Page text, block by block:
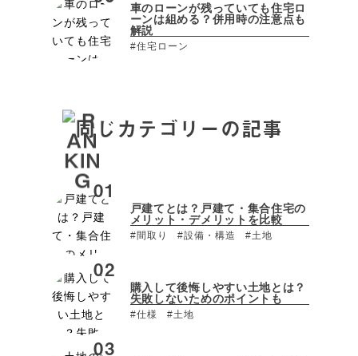
車のローンが残っていても住宅ロ
ーンは組める？併用時の注意点も
解説
#住宅ローン
同じカテゴリーの記事
戸建てとは？戸建て・集合住宅の
メリット・デメリットを比較
#間取り #設備・構造 #土地
購入して後悔しやすい土地とは？
失敗しないためのポイントも
#仕様 #土地